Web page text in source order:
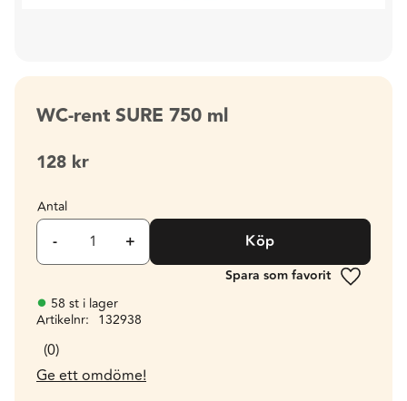
WC-rent SURE 750 ml
128 kr
Antal
+
- Köp
Lägg till
58 st i lager
Artikelnr
132938
0
Ge ett omdöme!